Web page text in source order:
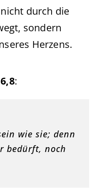
durch die
sondern
Herzens.
:
wie sie; denn
bedürft, noch